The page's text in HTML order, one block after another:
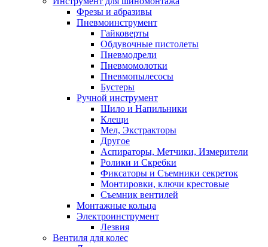
Фрезы и абразивы
Пневмоинструмент
Гайковерты
Обдувочные пистолеты
Пневмодрели
Пневмомолотки
Пневмопылесосы
Бустеры
Ручной инструмент
Шило и Напильники
Клещи
Мел, Экстракторы
Другое
Аспираторы, Метчики, Измерители
Ролики и Скребки
Фиксаторы и Съемники секреток
Монтировки, ключи крестовые
Съемник вентилей
Монтажные кольца
Электроинструмент
Лезвия
Вентиля для колес